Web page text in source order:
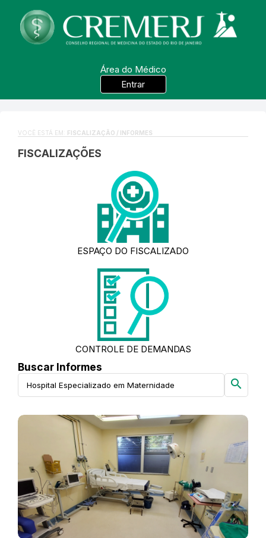
Área do Médico
Entrar
VOCÊ ESTÁ EM: FISCALIZAÇÃO / INFORMES
FISCALIZAÇÕES
ESPAÇO DO FISCALIZADO
CONTROLE DE DEMANDAS
Buscar Informes
search